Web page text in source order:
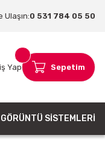
Ulaşın:0 531 784 05 50
Yap Sepetim
GÖRÜNTÜ SİSTEMLERİ